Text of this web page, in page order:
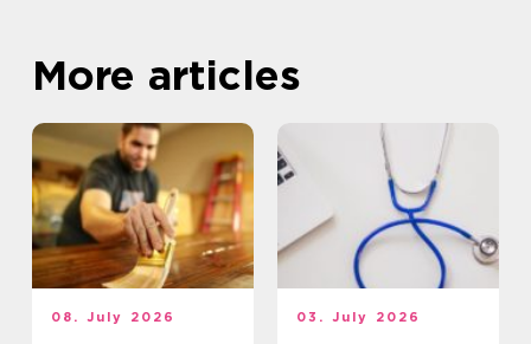
More articles
08. July 2026 03. July 2026